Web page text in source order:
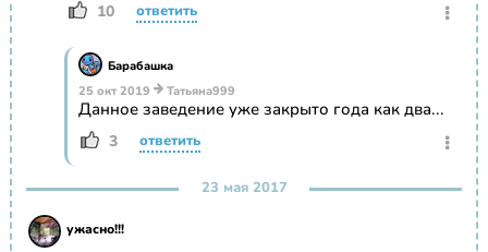
10 ответить
Барабашка
25 окт 2019
Татьяна999
Данное заведение уже закрыто года как два...
3 ответить
23 мая 2017
ужасно!!!